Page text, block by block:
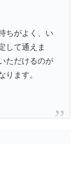
ちがよく、い
して通えま
ただけるのが
ります。